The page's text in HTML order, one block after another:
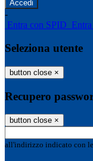
-
Entra con SPID
Seleziona utente
button close ×
Recupero
button close ×
all'indirizzo indicato con